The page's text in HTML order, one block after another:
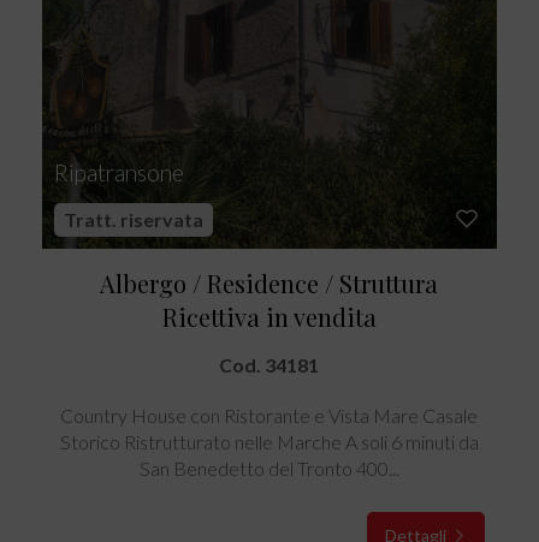
Ripatransone
Tratt. riservata
Albergo / Residence / Struttura
Ricettiva in vendita
Cod. 34181
Country House con Ristorante e Vista Mare Casale
Storico Ristrutturato nelle Marche A soli 6 minuti da
San Benedetto del Tronto 400...
Dettagli